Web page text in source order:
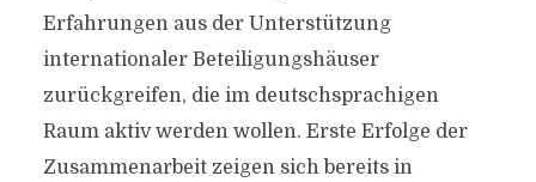
Erfahrungen aus der Unterstützung
internationaler Beteiligungshäuser
zurückgreifen, die im deutschsprachigen
Raum aktiv werden wollen. Erste Erfolge der
Zusammenarbeit zeigen sich bereits in